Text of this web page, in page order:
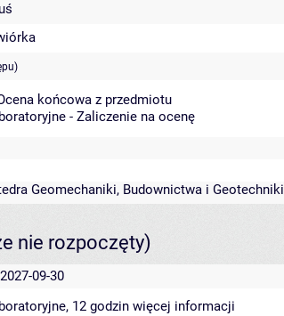
końcowa z przedmiotu
- Zaliczenie na ocenę
Geomechaniki, Budownictwa i Geotechniki
nie rozpoczęty)
09-30
12 godzin więcej informacji